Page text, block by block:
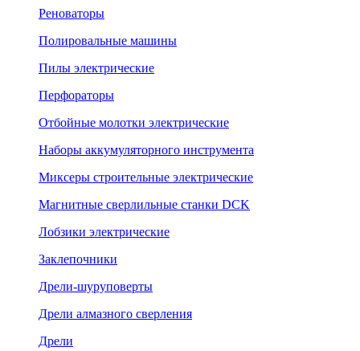
Реноваторы
Полировальные машины
Пилы электрические
Перфораторы
Отбойные молотки электрические
Наборы аккумуляторного инструмента
Миксеры строительные электрические
Магнитные сверлильные станки DCK
Лобзики электрические
Заклепочники
Дрели-шуруповерты
Дрели алмазного сверления
Дрели